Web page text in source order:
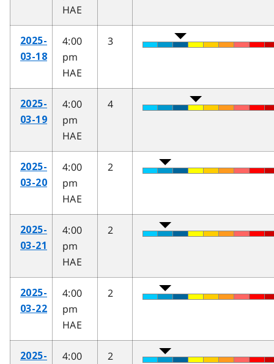
HAE
2025-
03-18
4:00
pm
HAE
3
2025-
03-19
4:00
pm
HAE
4
2025-
03-20
4:00
pm
HAE
2
2025-
03-21
4:00
pm
HAE
2
2025-
03-22
4:00
pm
HAE
2
2025-
4:00
2